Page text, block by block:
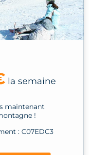
la semaine
maintenant
!
: C07EDC3